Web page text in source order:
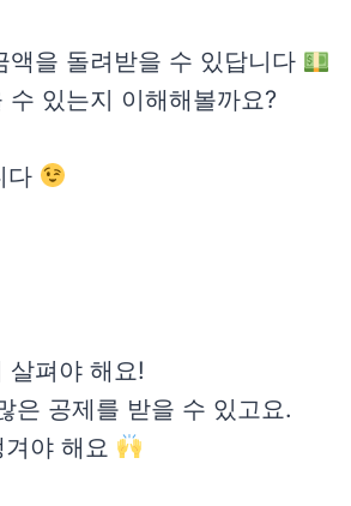
을 돌려받을 수 있답니다
있는지 이해해볼까요?
다
살펴야 해요!
은 공제를 받을 수 있고요.
야 해요